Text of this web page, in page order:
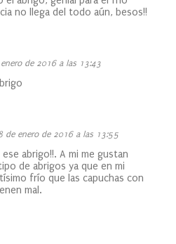
no llega del todo aún, besos!!
de 2016 a las 13:43
de enero de 2016 a las 13:55
abrigo!!. A mi me gustan
de abrigos ya que en mi
frío que las capuchas con
mal.